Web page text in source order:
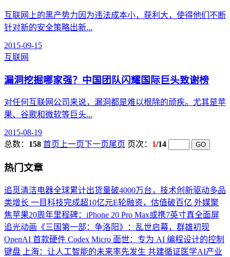
互联网上的黑产势力因为违法成本小，获利大，使得他们不断
针对新的安全策略出新...
2015-09-15
互联网
漏洞挖掘哪家强？中国团队闪耀国际巨头致谢榜
对任何互联网公司来说，漏洞都是难以根除的顽疾。尤其是苹
果、谷歌和微软等巨头...
2015-08-19
总数： 158 首页 上一页下一页尾页 页次： 1/14
热门文章
追觅清洁电器全球累计出货量破4000万台，技术创新驱动多品
类增长 一目科技完成超10亿元E轮融资，估值破百亿 外媒聚
焦苹果20周年里程碑：iPhone 20 Pro Max或携7英寸真全面屏
追光动画《三国第一部：争洛阳》：乱世启幕，群雄初现
OpenAI 首款硬件 Codex Micro 面世：专为 AI 编程设计的控制
键盘
上海：让人工智能的未来率先发生 共建循证医学AI产业